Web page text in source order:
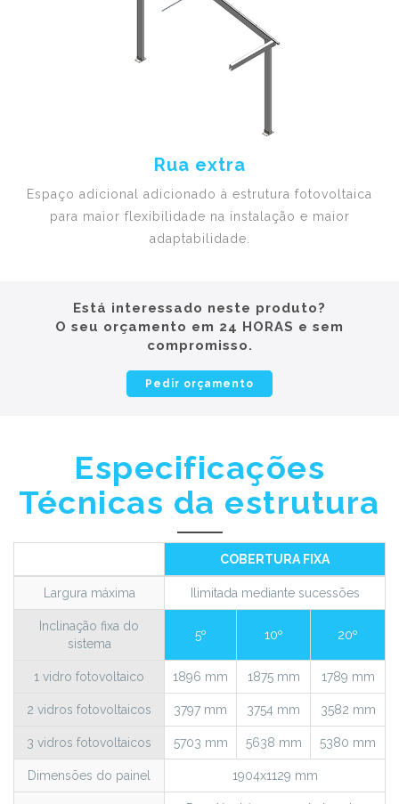
Rua extra
Espaço adicional adicionado à estrutura fotovoltaica
para maior flexibilidade na instalação e maior
adaptabilidade.
Está interessado neste produto?
O seu orçamento em 24 HORAS e sem
compromisso.
Pedir orçamento
Especificações
Técnicas da estrutura
COBERTURA FIXA
Largura máxima Ilimitada mediante sucessões
Inclinação fixa do
sistema
5º 10º 20º
1 vidro fotovoltaico 1896 mm 1875 mm 1789 mm
2 vidros fotovoltaicos 3797 mm 3754 mm 3582 mm
3 vidros fotovoltaicos 5703 mm 5638 mm 5380 mm
Dimensões do painel 1904x1129 mm